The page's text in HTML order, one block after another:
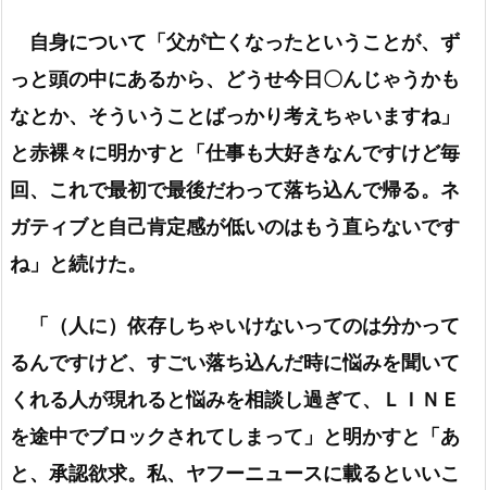
自身について「父が亡くなったということが、ず
っと頭の中にあるから、どうせ今日〇んじゃうかも
なとか、そういうことばっかり考えちゃいますね」
と赤裸々に明かすと「仕事も大好きなんですけど毎
回、これで最初で最後だわって落ち込んで帰る。ネ
ガティブと自己肯定感が低いのはもう直らないです
ね」と続けた。
「（人に）依存しちゃいけないってのは分かって
るんですけど、すごい落ち込んだ時に悩みを聞いて
くれる人が現れると悩みを相談し過ぎて、ＬＩＮＥ
を途中でブロックされてしまって」と明かすと「あ
と、承認欲求。私、ヤフーニュースに載るといいこ